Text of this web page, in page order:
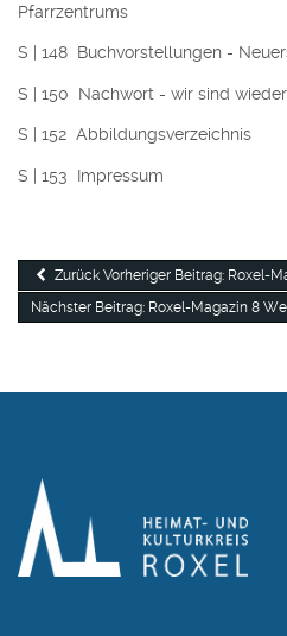
Pfarrzentrums
S | 148 Buchvorstellungen -
S | 150 Nachwort - wir sind
S | 152 Abbildungsverzeichnis
S | 153 Impressum
Vorheriger Beitrag: Roxel-
Zurück
Nächster Beitrag: Roxel-Magazin 8